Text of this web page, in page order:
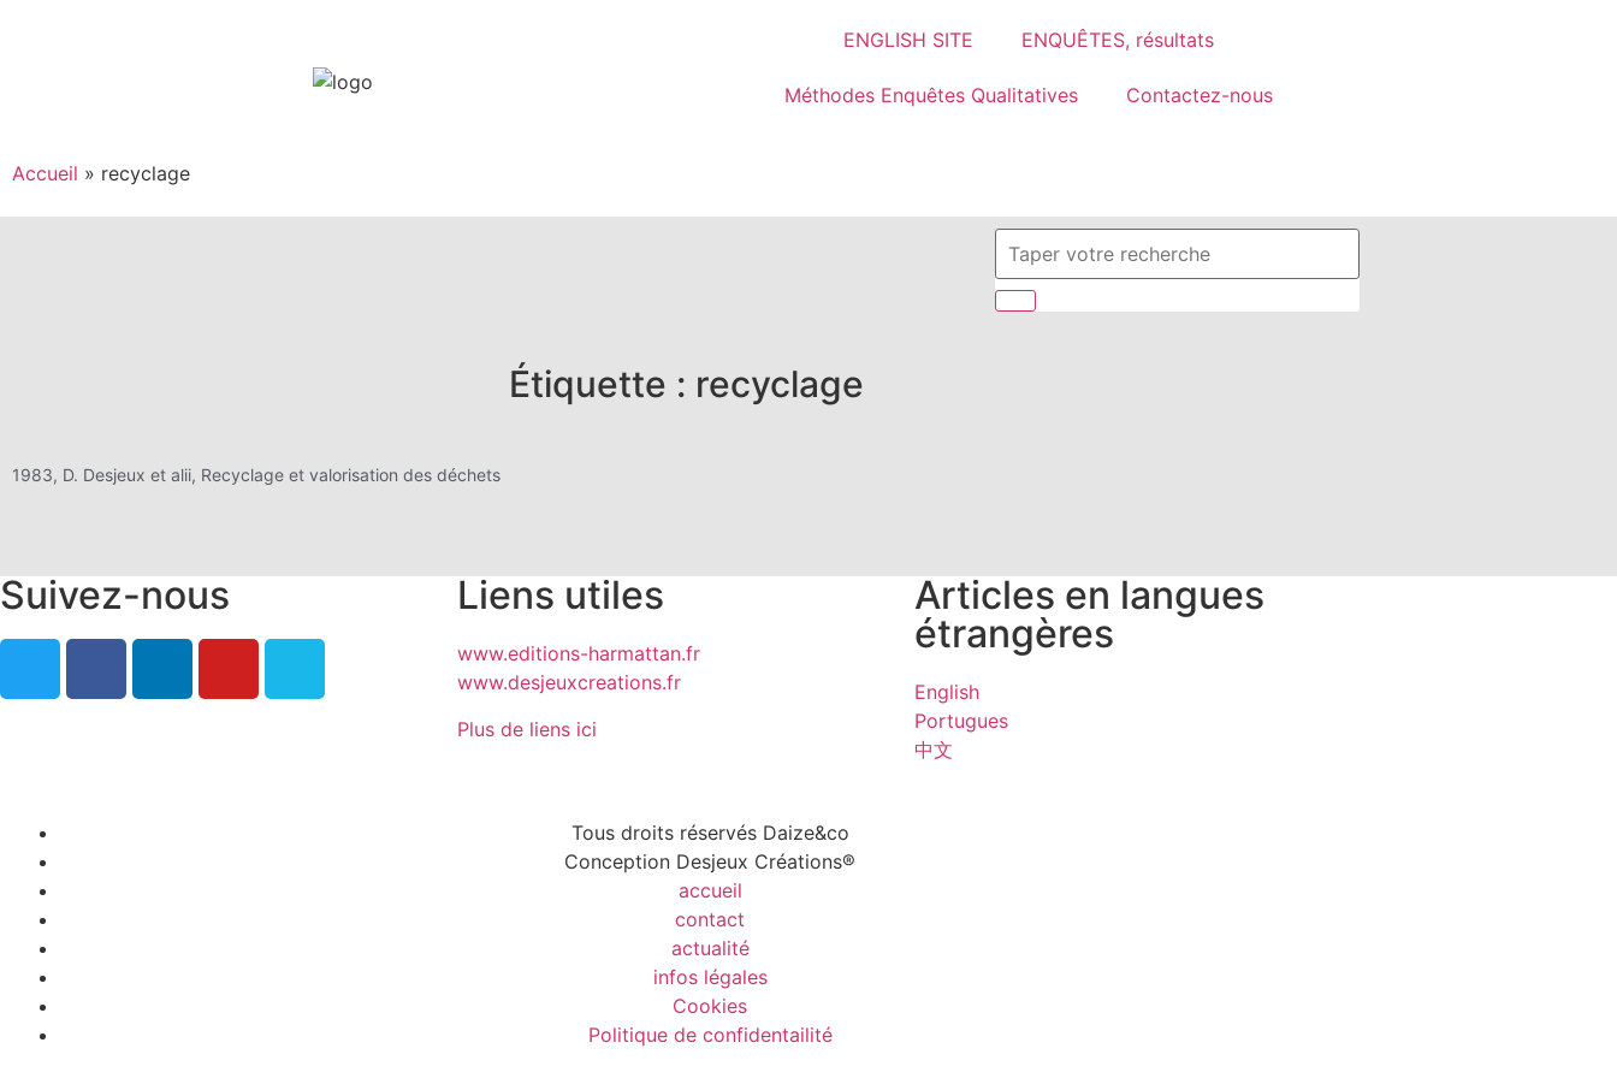
ENGLISH SITE ENQUÊTES, résultats
Méthodes Enquêtes Qualitatives Contactez-nous
Accueil » recyclage
Étiquette : recyclage
1983, D. Desjeux et alii, Recyclage et valorisation des déchets
Suivez-nous Liens utiles
www.editions-harmattan.fr
www.desjeuxcreations.fr
Plus de liens ici
Articles en langues
étrangères
English
Portugues
中文
Tous droits réservés Daize&co
Conception Desjeux Créations®
accueil
contact
actualité
infos légales
Cookies
Politique de confidentailité